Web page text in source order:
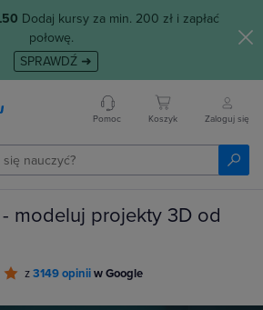
Dodaj kursy za min. 200 zł i zapłać
połowę.
SPRAWDŹ ➜
Pomoc Koszyk Zaloguj się
modeluj projekty 3D od
z3149 opiniiw Google